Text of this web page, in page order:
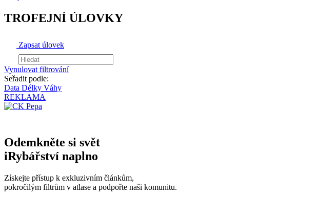
TROFEJNÍ ÚLOVKY
Zapsat úlovek
Vynulovat filtrování
Seřadit podle:
Data Délky Váhy
REKLAMA
Odemkněte si svět
iRybářství naplno
Získejte přístup k exkluzivním článkům,
pokročilým filtrům v atlase a podpořte naši komunitu.